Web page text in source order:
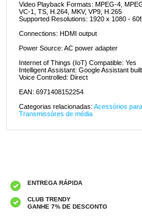
Video Playback Formats: MPEG-4,
VC-1, TS, H.264, MKV, VP9, H.265
Supported Resolutions: 1920 x 1080 -
Connections: HDMI output
Power Source: AC power adapter
Internet of Things (IoT) Compatible: Yes
Intelligent Assistant: Google Assistant
Voice Controlled: Direct
EAN: 6971408152254
Categorias relacionadas: Acessórios
Transmissóres de média
ENTREGA RÁPIDA
CLUB TRENDY
GANHE 7% DE DESCONTO